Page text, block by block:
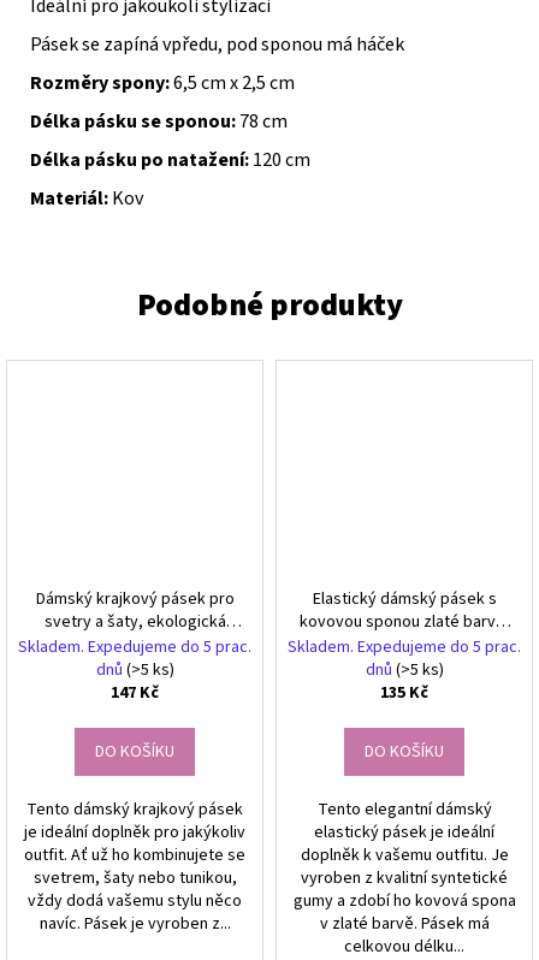
Ideální pro jakoukoli stylizaci
Pásek se zapíná vpředu, pod sponou má háček
Rozměry spony:6,5 cm x 2,5 cm
Délka pásku se sponou:78 cm
Délka pásku po natažení:120 cm
Materiál:Kov
Dámský krajkový pásek pro
svetry a šaty, ekologická
kůže,
Skladem. Expedujeme do 5 prac.
dnů (>5 ks)
147 Kč
DO KOŠÍKU
Tento dámský krajkový pásek
je ideální doplněk pro jakýkoliv
outfit. Ať už ho kombinujete se
svetrem, šaty nebo tunikou,
vždy dodá vašemu stylu něco
navíc. Pásek je vyroben z...
Elastický dámský pásek s
kovovou sponou zlaté barvy,
syntetická guma, délka 71-
102 cm
Skladem. Expedujeme do 5 prac.
dnů (>5 ks)
135 Kč
DO KOŠÍKU
Tento elegantní dámský
elastický pásek je ideální
doplněk k vašemu outfitu. Je
vyroben z kvalitní syntetické
gumy a zdobí ho kovová spona
v zlaté barvě. Pásek má
celkovou délku...